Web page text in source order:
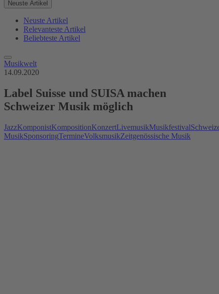
Neuste Artikel
Neuste Artikel
Relevanteste Artikel
Beliebteste Artikel
Musikwelt
14.09.2020
Label Suisse und SUISA machen
Schweizer Musik möglich
JazzKomponistKompositionKonzertLivemusikMusikfestival
MusikSponsoringTermineVolksmusikZeitgenössische Musik